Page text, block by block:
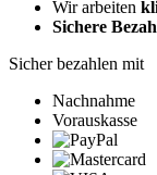
Wir arbeiten
Sichere
Sicher bezahlen mit
Nachnahme
Vorauskasse